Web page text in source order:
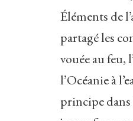
Éléments de
partagé les
vouée au feu,
l’Océanie à
principe dans